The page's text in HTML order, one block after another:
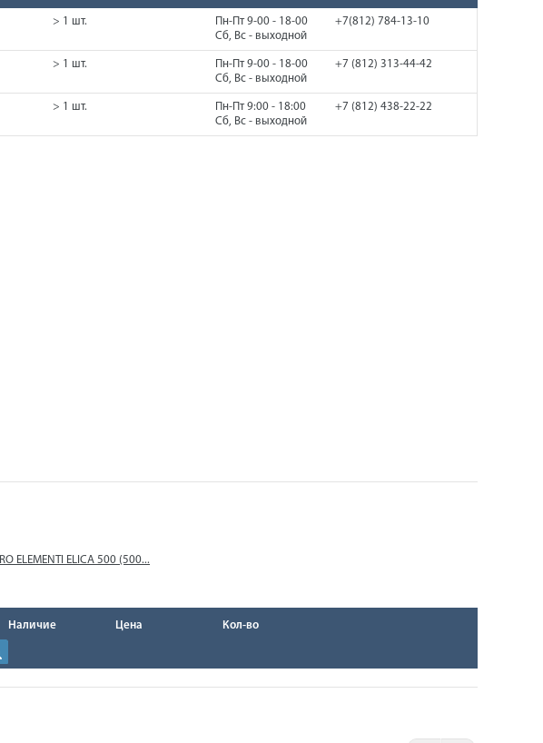
> 1 шт.
Пн-Пт 9-00 - 18-00
Сб, Вс - выходной
+7(812) 784-13-10
> 1 шт.
Пн-Пт 9-00 - 18-00
Сб, Вс - выходной
+7 (812) 313-44-42
> 1 шт.
Пн-Пт 9:00 - 18:00
Сб, Вс - выходной
+7 (812) 438-22-22
ELEMENTI ELICA 500 (500...
Наличие Цена Кол-во